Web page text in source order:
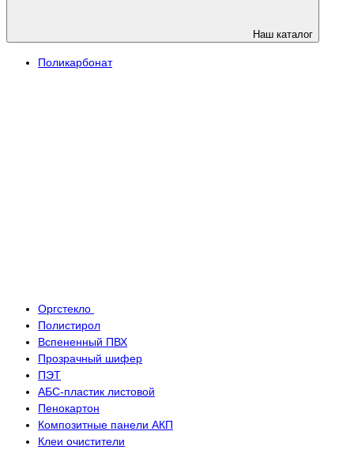
Наш каталог
Поликарбонат
Оргстекло
Полистирол
Вспененный ПВХ
Прозрачный шифер
ПЭТ
АБС-пластик листовой
Пенокартон
Композитные панели АКП
Клеи очистители